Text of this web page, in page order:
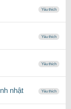
Yêu thích
Yêu thích
Yêu thích
nhật Yêu thích